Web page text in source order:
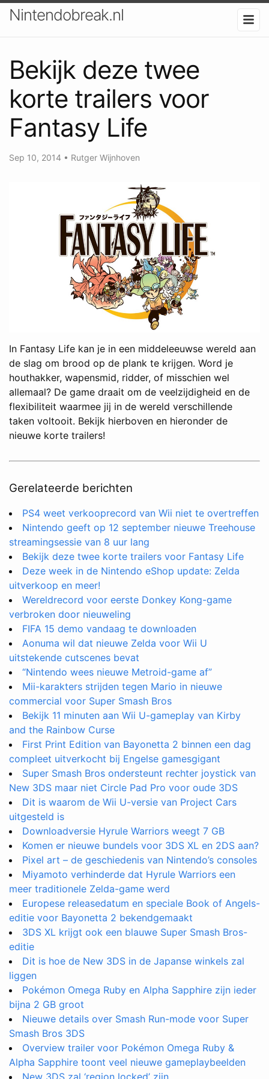
Nintendobreak.nl
Bekijk deze twee
korte trailers voor
Fantasy Life
Sep 10, 2014 • Rutger Wijnhoven
In Fantasy Life kan je in een middeleeuwse wereld aan
de slag om brood op de plank te krijgen. Word je
houthakker, wapensmid, ridder, of misschien wel
allemaal? De game draait om de veelzijdigheid en de
flexibiliteit waarmee jij in de wereld verschillende
taken voltooit. Bekijk hierboven en hieronder de
nieuwe korte trailers!
Gerelateerde berichten
PS4 weet verkooprecord van Wii niet te overtreffen
Nintendo geeft op 12 september nieuwe Treehouse
streamingsessie van 8 uur lang
Bekijk deze twee korte trailers voor Fantasy Life
Deze week in de Nintendo eShop update: Zelda
uitverkoop en meer!
Wereldrecord voor eerste Donkey Kong-game
verbroken door nieuweling
FIFA 15 demo vandaag te downloaden
Aonuma wil dat nieuwe Zelda voor Wii U
uitstekende cutscenes bevat
“Nintendo wees nieuwe Metroid-game af”
Mii-karakters strijden tegen Mario in nieuwe
commercial voor Super Smash Bros
Bekijk 11 minuten aan Wii U-gameplay van Kirby
and the Rainbow Curse
First Print Edition van Bayonetta 2 binnen een dag
compleet uitverkocht bij Engelse gamesgigant
Super Smash Bros ondersteunt rechter joystick van
New 3DS maar niet Circle Pad Pro voor oude 3DS
Dit is waarom de Wii U-versie van Project Cars
uitgesteld is
Downloadversie Hyrule Warriors weegt 7 GB
Komen er nieuwe bundels voor 3DS XL en 2DS aan?
Pixel art – de geschiedenis van Nintendo’s consoles
Miyamoto verhinderde dat Hyrule Warriors een
meer traditionele Zelda-game werd
Europese releasedatum en speciale Book of Angels-
editie voor Bayonetta 2 bekendgemaakt
3DS XL krijgt ook een blauwe Super Smash Bros-
editie
Dit is hoe de New 3DS in de Japanse winkels zal
liggen
Pokémon Omega Ruby en Alpha Sapphire zijn ieder
bijna 2 GB groot
Nieuwe details over Smash Run-mode voor Super
Smash Bros 3DS
Overview trailer voor Pokémon Omega Ruby &
Alpha Sapphire toont veel nieuwe gameplaybeelden
New 3DS zal ‘region locked’ zijn